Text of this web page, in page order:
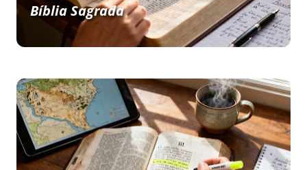
Bíblia Sagrada